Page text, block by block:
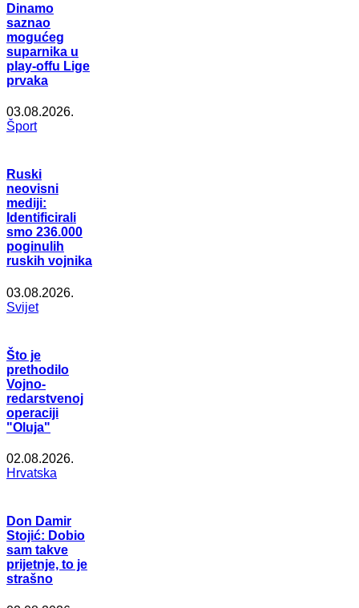
Dinamo
saznao
mogućeg
suparnika u
play-offu Lige
prvaka
03.08.2026.
Šport
Ruski
neovisni
mediji:
Identificirali
smo 236.000
poginulih
ruskih vojnika
03.08.2026.
Svijet
Što je
prethodilo
Vojno-
redarstvenoj
operaciji
"Oluja"
02.08.2026.
Hrvatska
Don Damir
Stojić: Dobio
sam takve
prijetnje, to je
strašno